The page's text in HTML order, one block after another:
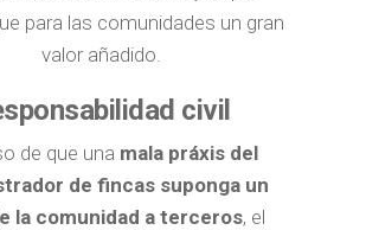
para las comunidades un gran
valor añadido.
civil
de que una mala práxis del
de fincas suponga un
la comunidad a terceros, el